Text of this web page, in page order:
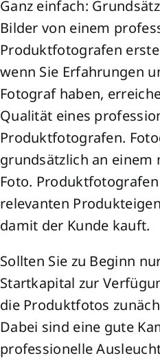
Ganz einfach:
Bilder von einem
Produktfotografen
wenn Sie Erfahrungen
Fotograf haben,
Qualität eines
Produktfotografen.
grundsätzlich an einem
Foto.
relevanten
damit der Kunde kauft.
Sollten Sie zu Beginn
Startkapital zur
die Produktfotos
Dabei sind eine gute
professionelle